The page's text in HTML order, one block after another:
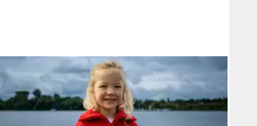
BLAUER PETERTroyer für Kinder
aus Merino mit Reißverschluß
ab 134,00 €